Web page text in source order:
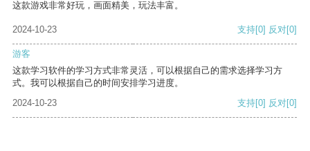
这款游戏非常好玩，画面精美，玩法丰富。
2024-10-23 支持[0] 反对[0]
游客
这款学习软件的学习方式非常灵活，可以根据自己的需求选择学习方
式。我可以根据自己的时间安排学习进度。
2024-10-23
支持[0] 反对[0]